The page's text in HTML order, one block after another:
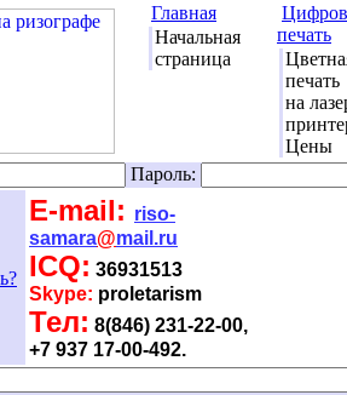
Главная
Начальная
страница
печать
печать
на
Цены
Пароль:
E-mail: riso-
samara@mail.ru
ICQ: 36931513
Skype: proletarism
Тел: 8(846) 231-22-00,
+7 937 17-00-492.